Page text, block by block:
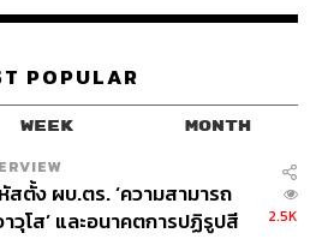
POPULAR
WEEK MONTH
สตั้ง ผบ.ตร. ‘ความสามารถ
วุโส’ และอนาคตการปฏิรูปสี
2.5K